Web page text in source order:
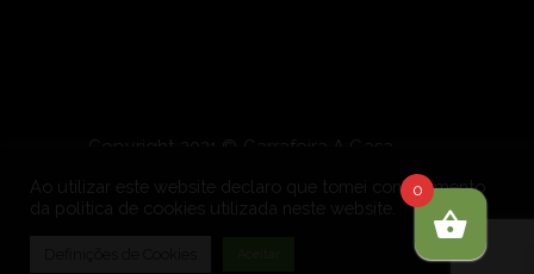
Powered
Ao utilizar este website declaro que tomei conhecimento
da politica de cookies utilizada neste website.
0